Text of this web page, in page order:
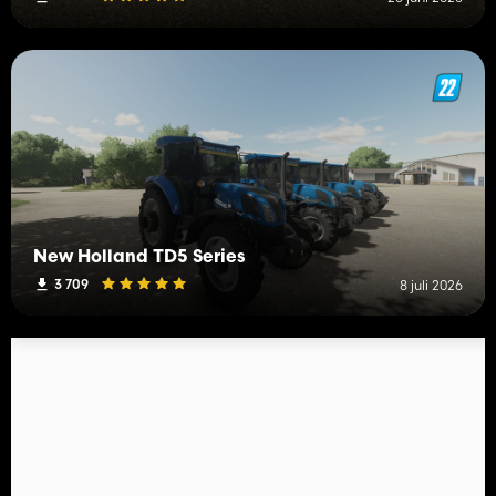
New Holland TD5 Series
3 709 8 juli 2026